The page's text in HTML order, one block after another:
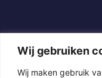
Wij gebruiken
Wij maken gebruik